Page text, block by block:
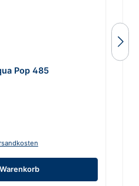
Pop 485